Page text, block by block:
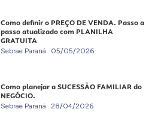
Como definir o PREÇO DE VENDA. Passo a
passo atualizado com PLANILHA
GRATUITA
Sebrae Paraná 05/05/2026
Como planejar a SUCESSÃO FAMILIAR do
NEGÓCIO.
Sebrae Paraná 28/04/2026